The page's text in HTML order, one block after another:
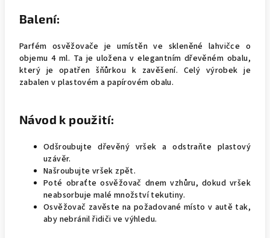
Balení:
Parfém osvěžovače je umístěn ve skleněné lahvičce o
objemu 4 ml. Ta je uložena v elegantním dřevěném obalu,
který je opatřen šňůrkou k zavěšení. Celý výrobek je
zabalen v plastovém a papírovém obalu.
Návod k použití:
Odšroubujte dřevěný vršek a odstraňte plastový
uzávěr.
Našroubujte vršek zpět.
Poté obraťte osvěžovač dnem vzhůru, dokud vršek
neabsorbuje malé množství tekutiny.
Osvěžovač zavěste na požadované místo v autě tak,
aby nebránil řidiči ve výhledu.